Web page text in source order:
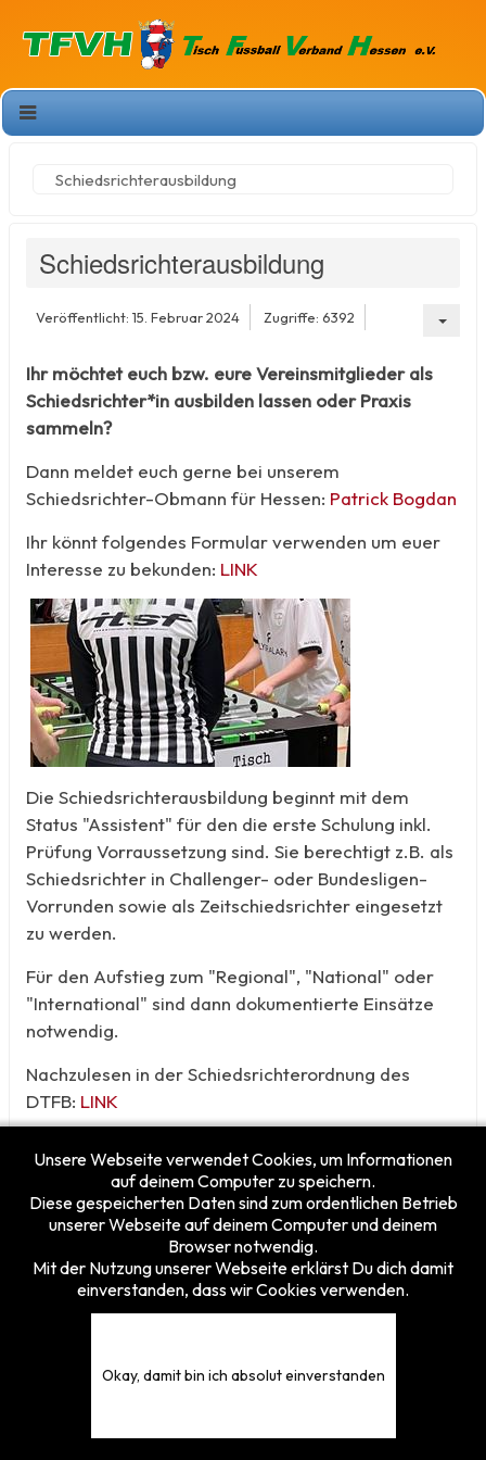
Schiedsrichterausbildung
Schiedsrichterausbildung
Veröffentlicht: 15. Februar 2024 Zugriffe: 6392
Ihr möchtet euch bzw. eure Vereinsmitglieder als
Schiedsrichter*in ausbilden lassen oder Praxis
sammeln?
Dann meldet euch gerne bei unserem
Schiedsrichter-Obmann für Hessen: Patrick Bogdan
Ihr könnt folgendes Formular verwenden um euer
Interesse zu bekunden: LINK
Die Schiedsrichterausbildung beginnt mit dem
Status "Assistent" für den die erste Schulung inkl.
Prüfung Vorraussetzung sind. Sie berechtigt z.B. als
Schiedsrichter in Challenger- oder Bundesligen-
Vorrunden sowie als Zeitschiedsrichter eingesetzt
zu werden.
Für den Aufstieg zum "Regional", "National" oder
"International" sind dann dokumentierte Einsätze
notwendig.
Nachzulesen in der Schiedsrichterordnung des
DTFB: LINK
Besucherzähler
Heute
9
Diesen Monat
181
© 2026 TFVH e.V. - Tischfussballverband Hessen e.V.
Unsere Webseite verwendet Cookies, um Informationen
auf deinem Computer zu speichern.
Diese gespeicherten Daten sind zum ordentlichen Betrieb
unserer Webseite auf deinem Computer und deinem
Browser notwendig.
Mit der Nutzung unserer Webseite erklärst Du dich damit
einverstanden, dass wir Cookies verwenden.
Okay, damit bin ich absolut einverstanden